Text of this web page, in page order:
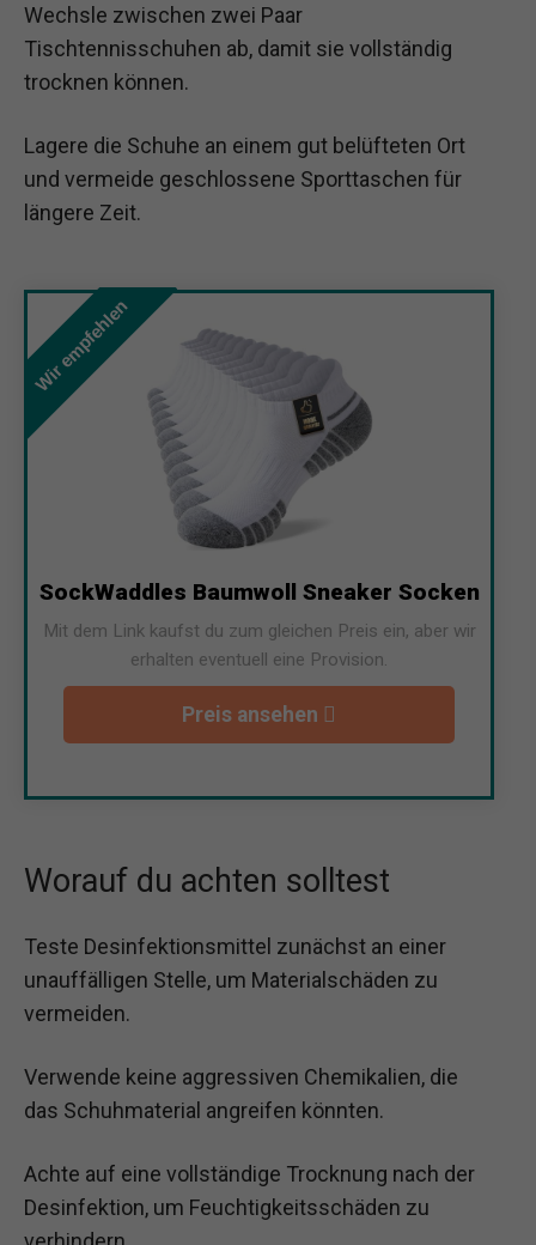
Wechsle zwischen zwei Paar
Tischtennisschuhen ab, damit sie vollständig
trocknen können.
Lagere die Schuhe an einem gut belüfteten Ort
und vermeide geschlossene Sporttaschen für
längere Zeit.
Wir empfehlen
SockWaddles Baumwoll Sneaker Socken
Mit dem Link kaufst du zum gleichen Preis ein, aber wir
erhalten eventuell eine Provision.
Preis ansehen
Worauf du achten solltest
Teste Desinfektionsmittel zunächst an einer
unauffälligen Stelle, um Materialschäden zu
vermeiden.
Verwende keine aggressiven Chemikalien, die
das Schuhmaterial angreifen könnten.
Achte auf eine vollständige Trocknung nach der
Desinfektion, um Feuchtigkeitsschäden zu